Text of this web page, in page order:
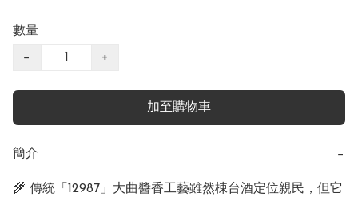
數量
− +
加至購物車
簡介 −
🌾 傳統「12987」大曲醬香工藝雖然棟台酒定位親民，但它